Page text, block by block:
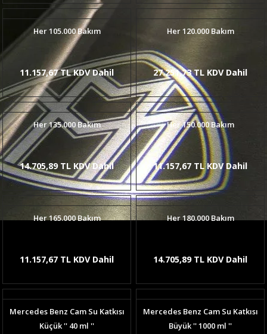
Her 105.000 Bakım
11.157,67 TL KDV Dahil
Her 120.000 Bakım
27.251,73 TL KDV Dahil
Her 135.000 Bakım
14.705,89 TL KDV Dahil
Her 150.000 Bakım
11.157,67 TL KDV Dahil
Her 165.000 Bakım
11.157,67 TL KDV Dahil
Her 180.000 Bakım
14.705,89 TL KDV Dahil
Mercedes Benz Cam Su Katkısı
Küçük '' 40 ml ''
Mercedes Benz Cam Su Katkısı
Büyük '' 1000 ml ''